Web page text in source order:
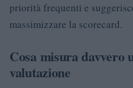
priorità frequenti e
massimizzare la scorecard.
Cosa misura davvero
valutazione